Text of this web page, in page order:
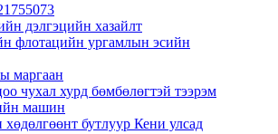
дэлгэцийн хазайлт
флотацийн ургамлын эсийн
маргаан
чухал хурд бөмбөлөгтэй тээрэм
машин
бутлуур Кени улсад